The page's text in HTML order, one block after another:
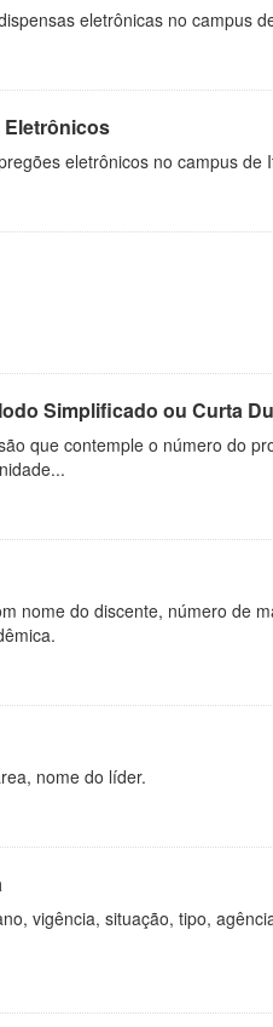
eletrônicas no campus
Eletrônicos
eletrônicos no campus de
Simplificado ou Curta
que contemple o número do
nome do discente, número de
nome do líder.
vigência, situação, tipo,